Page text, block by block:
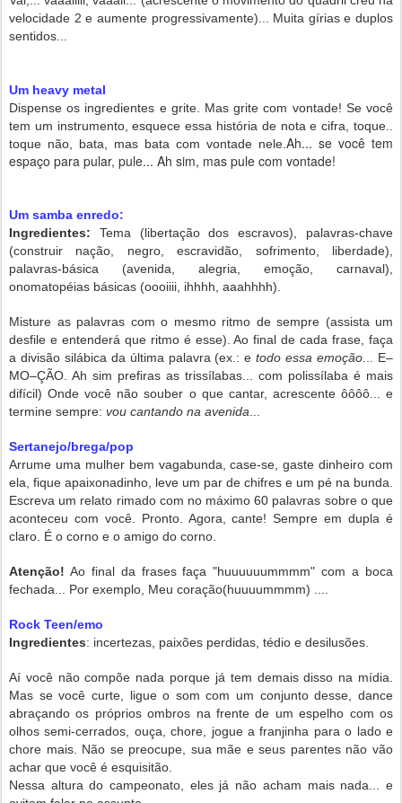
velocidade 2 e aumente progressivamente)... Muita gírias e duplos
sentidos...
Um heavy metal
Dispense os ingredientes e grite. Mas grite com vontade! Se você
tem um instrumento, esquece essa história de nota e cifra, toque..
toque não, bata, mas bata com vontade nele. Ah... se você tem
espaço para pular, pule... Ah sim, mas pule com vontade!
Um samba enredo:
Ingredientes: Tema (libertação dos escravos), palavras-chave
(construir nação, negro, escravidão, sofrimento, liberdade),
palavras-básica (avenida, alegria, emoção, carnaval),
onomatopéias básicas (oooiiii, ihhhh, aaahhhh).
Misture as palavras com o mesmo ritmo de sempre (assista um
desfile e entenderá que ritmo é esse). Ao final de cada frase, faça
a divisão silábica da última palavra (ex.: e todo essa emoção ... E–
MO–ÇÃO. Ah sim prefiras as trissílabas... com polissílaba é mais
difícil) Onde você não souber o que cantar, acrescente ôôôô... e
termine sempre: vou cantando na avenida
Sertanejo/brega/pop
Arrume uma mulher bem vagabunda, case-se, gaste dinheiro com
ela, fique apaixonadinho, leve um par de chifres e um pé na bunda.
Escreva um relato rimado com no máximo 60 palavras sobre o que
aconteceu com você. Pronto. Agora, cante! Sempre em dupla é
claro. É o corno e o amigo do corno.
Atenção! Ao final da frases faça "huuuuuummmm" com a boca
fechada... Por exemplo, Meu coração(huuuummmm) ....
Rock Teen/emo
Ingredientes: incertezas, paixões perdidas, tédio e desilusões.
Aí você não compõe nada porque já tem demais disso na mídia.
Mas se você curte, ligue o som com um conjunto desse, dance
abraçando os próprios ombros na frente de um espelho com os
olhos semi-cerrados, ouça, chore, jogue a franjinha para o lado e
chore mais. Não se preocupe, sua mãe e seus parentes não vão
achar que você é esquisitão.
Nessa altura do campeonato, eles já não acham mais nada... e